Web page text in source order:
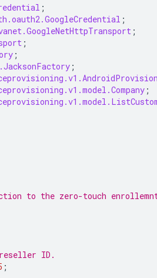
;
;
;
;
;
;
;
to the zero-touch
ID.
;